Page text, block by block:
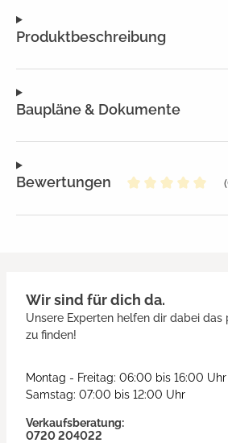
Produktbeschreibung
Baupläne & Dokumente
Bewertungen
Wir sind für dich da.
Unsere Experten helfen dir dabei das
zu finden!
Montag - Freitag: 06:00 bis 16:00 Uhr
Samstag: 07:00 bis 12:00 Uhr
Verkaufsberatung:
0720 204022